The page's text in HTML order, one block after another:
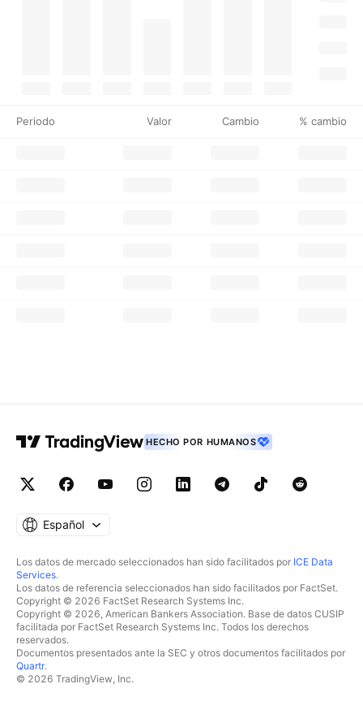
Periodo Valor Cambio % cambio
HECHO POR HUMANOS
Español
Los datos de mercado seleccionados han sido facilitados por ICE Data
Services.
Los datos de referencia seleccionados han sido facilitados por FactSet.
Copyright © 2026 FactSet Research Systems Inc.
Copyright © 2026, American Bankers Association. Base de datos CUSIP
facilitada por FactSet Research Systems Inc. Todos los derechos
reservados.
Documentos presentados ante la SEC y otros documentos facilitados por
Quartr.
© 2026 TradingView, Inc.